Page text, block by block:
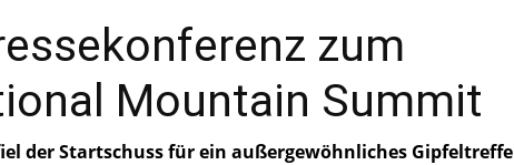
zum
Mountain Summit
der Startschuss für ein außergewöhnliches